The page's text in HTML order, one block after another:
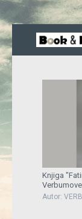
Blog
Knjiga
Autor: